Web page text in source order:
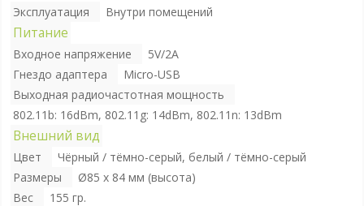
Эксплуатация
Внутри помещений
Питание
Входное напряжение
5V/2A
Гнездо адаптера
Micro-USB
Выходная радиочастотная мощность
802.11b: 16dBm, 802.11g: 14dBm, 802.11n: 13dBm
Внешний вид
Цвет
Чёрный / тёмно-серый, белый / тёмно-серый
Размеры
Ø85 х 84 мм (высота)
Вес
155 гр.